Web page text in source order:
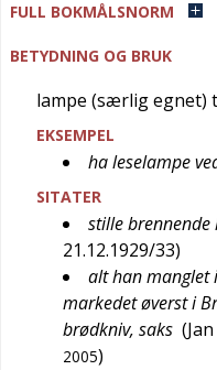
FULL BOKMÅLSNORM
BETYDNING OG BRUK
lampe (særlig egnet)
EKSEMPEL
ha leselampe
SITATER
stille brennende
21.12.1929/33)
alt han manglet
markedet øverst i
brødkniv, saks (
2005)